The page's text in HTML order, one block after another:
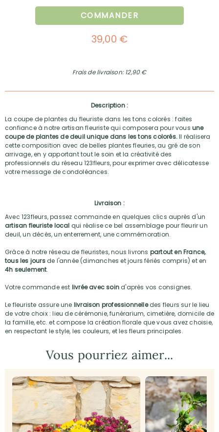
COMMANDER
39,00 €
Frais de livraison: 12,90 €
Description :
La coupe de plantes du fleuriste dans les tons colorés : faites
confiance à notre artisan fleuriste qui composera pour vousune
coupe de plantes de deuil unique dans les tons colorés.Il réalisera
cette composition avec de belles plantes fleuries, au gré de son
arrivage, en y apportant tout le soin et la créativité des
professionnels du réseau 123fleurs, pour exprimer avec délicatesse
votre message de condoléances.
Livraison :
Avec 123fleurs, passez commande en quelques clics auprès d'un
artisan fleuriste local qui réalise ce bel assemblage pour fleurir un
deuil, un décès, un enterrement, une commémoration.
Grâce à notre réseau de fleuristes, nous livrons partout en France,
tous les joursde l'année (dimanches et jours fériés compris) et en
4h seulement.
Votre commande est livrée avec soind'après vos consignes.
Le fleuriste assure une livraison professionnelledes fleurs sur le lieu
de votre choix : lieu de cérémonie, funérarium, cimetière, domicile de
la famille, etc. et compose la création florale que vous avez choisie,
en respectant le style, les couleurs, et les fleurs principales.
Vous pourriez aimer...